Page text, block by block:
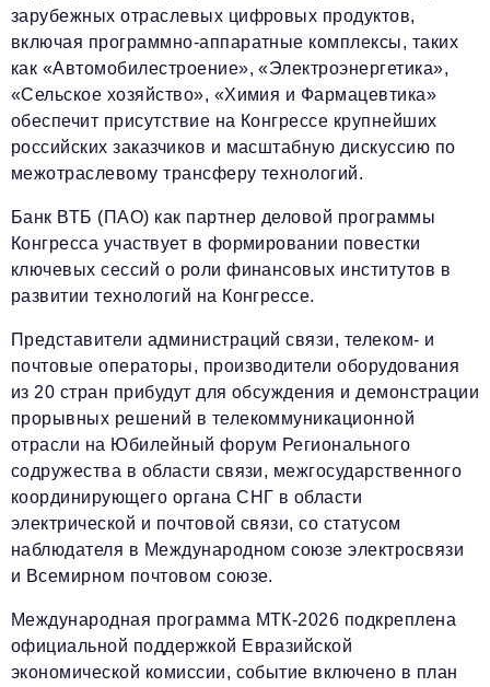
зарубежных отраслевых цифровых продуктов,
включая программно-аппаратные комплексы, таких
как «Автомобилестроение», «Электроэнергетика»,
«Сельское хозяйство», «Химия и Фармацевтика»
обеспечит присутствие на Конгрессе крупнейших
российских заказчиков и масштабную дискуссию по
межотраслевому трансферу технологий.
Банк ВТБ (ПАО) как партнер деловой программы
Конгресса участвует в формировании повестки
ключевых сессий о роли финансовых институтов в
развитии технологий на Конгрессе.
Представители администраций связи, телеком- и
почтовые операторы, производители оборудования
из 20 стран прибудут для обсуждения и демонстрации
прорывных решений в телекоммуникационной
отрасли на Юбилейный форум Регионального
содружества в области связи, межгосударственного
координирующего органа СНГ в области
электрической и почтовой связи, со статусом
наблюдателя в Международном союзе электросвязи
и Всемирном почтовом союзе.
Международная программа МТК-2026 подкреплена
официальной поддержкой Евразийской
экономической комиссии, событие включено в план